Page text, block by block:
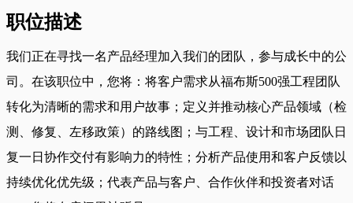
职位描述
我们正在寻找一名产品经理加入我们的团队，参与成长中的公
司。在该职位中，您将：将客户需求从福布斯500强工程团队
转化为清晰的需求和用户故事；定义并推动核心产品领域（检
测、修复、左移政策）的路线图；与工程、设计和市场团队日
复一日协作交付有影响力的特性；分析产品使用和客户反馈以
持续优化优先级；代表产品与客户、合作伙伴和投资者对话